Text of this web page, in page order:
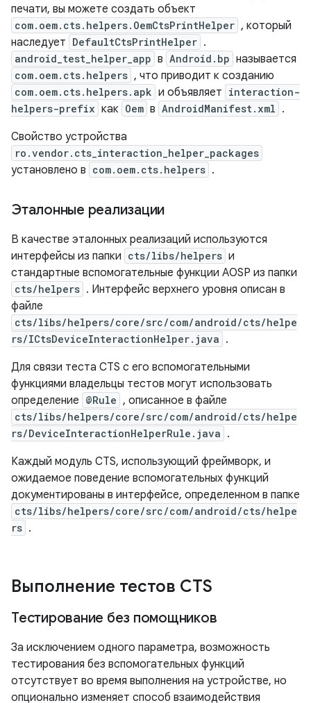
печати, вы можете создать объект
com.oem.cts.helpers.OemCtsPrintHelper , который
наследует DefaultCtsPrintHelper .
android_test_helper_app в Android.bp называется
com.oem.cts.helpers , что приводит к созданию
com.oem.cts.helpers.apk и объявляет interaction-
helpers-prefix как Oem в AndroidManifest.xml .
Свойство устройства
ro.vendor.cts_interaction_helper_packages
установлено в com.oem.cts.helpers .
Эталонные реализации
В качестве эталонных реализаций используются
интерфейсы из папки cts/libs/helpers и
стандартные вспомогательные функции AOSP из папки
cts/helpers . Интерфейс верхнего уровня описан в
файле
cts/libs/helpers/core/src/com/android/cts/helpe
rs/ICtsDeviceInteractionHelper.java .
Для связи теста CTS с его вспомогательными
функциями владельцы тестов могут использовать
определение @Rule , описанное в файле
cts/libs/helpers/core/src/com/android/cts/helpe
rs/DeviceInteractionHelperRule.java .
Каждый модуль CTS, использующий фреймворк, и
ожидаемое поведение вспомогательных функций
документированы в интерфейсе, определенном в папке
cts/libs/helpers/core/src/com/android/cts/helpe
rs .
Выполнение тестов CTS
Тестирование без помощников
За исключением одного параметра, возможность
тестирования без вспомогательных функций
отсутствует во время выполнения на устройстве, но
опционально изменяет способ взаимодействия